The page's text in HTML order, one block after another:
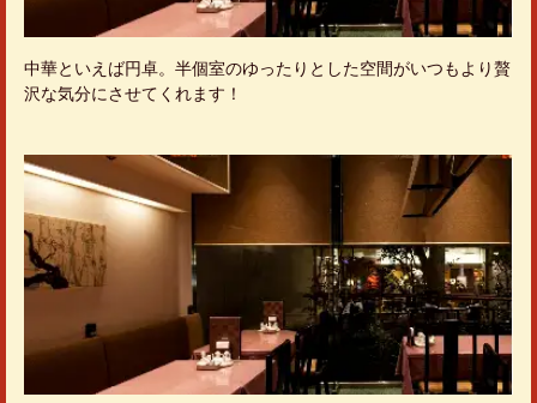
中華といえば円卓。半個室のゆったりとした空間がいつもより贅
沢な気分にさせてくれます！